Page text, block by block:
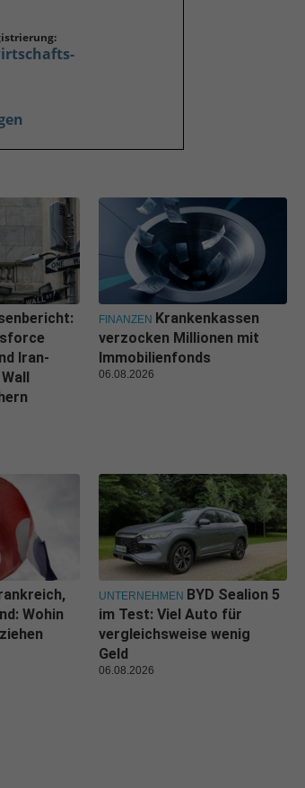
Iran-
FINANZEN Krankenkassen
verzocken Millionen mit
Immobilienfonds
06.08.2026
Wohin
UNTERNEHMEN BYD Sealion 5
im Test: Viel Auto für
vergleichsweise wenig
Geld
06.08.2026